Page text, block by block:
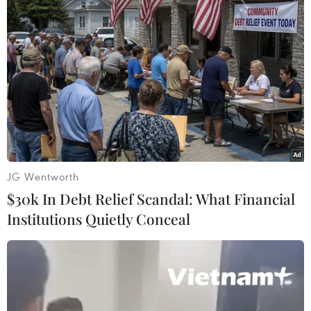
TIN LIÊN QUAN
JG Wentworth
$30k In Debt Relief Scandal: What Financial
Institutions Quietly Conceal